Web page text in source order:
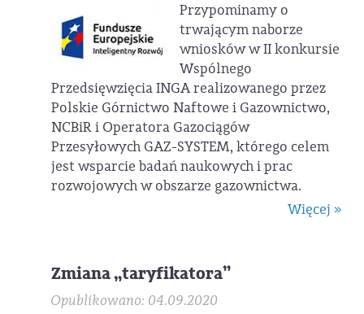
Przypominamy o
trwającym naborze
wniosków w II konkursie
Wspólnego
Przedsięwzięcia INGA realizowanego przez
Polskie Górnictwo Naftowe i Gazownictwo,
NCBiR i Operatora Gazociągów
Przesyłowych GAZ-SYSTEM, którego celem
jest wsparcie badań naukowych i prac
rozwojowych w obszarze gazownictwa.
Więcej »
Zmiana „taryfikatora”
Opublikowano: 04.09.2020